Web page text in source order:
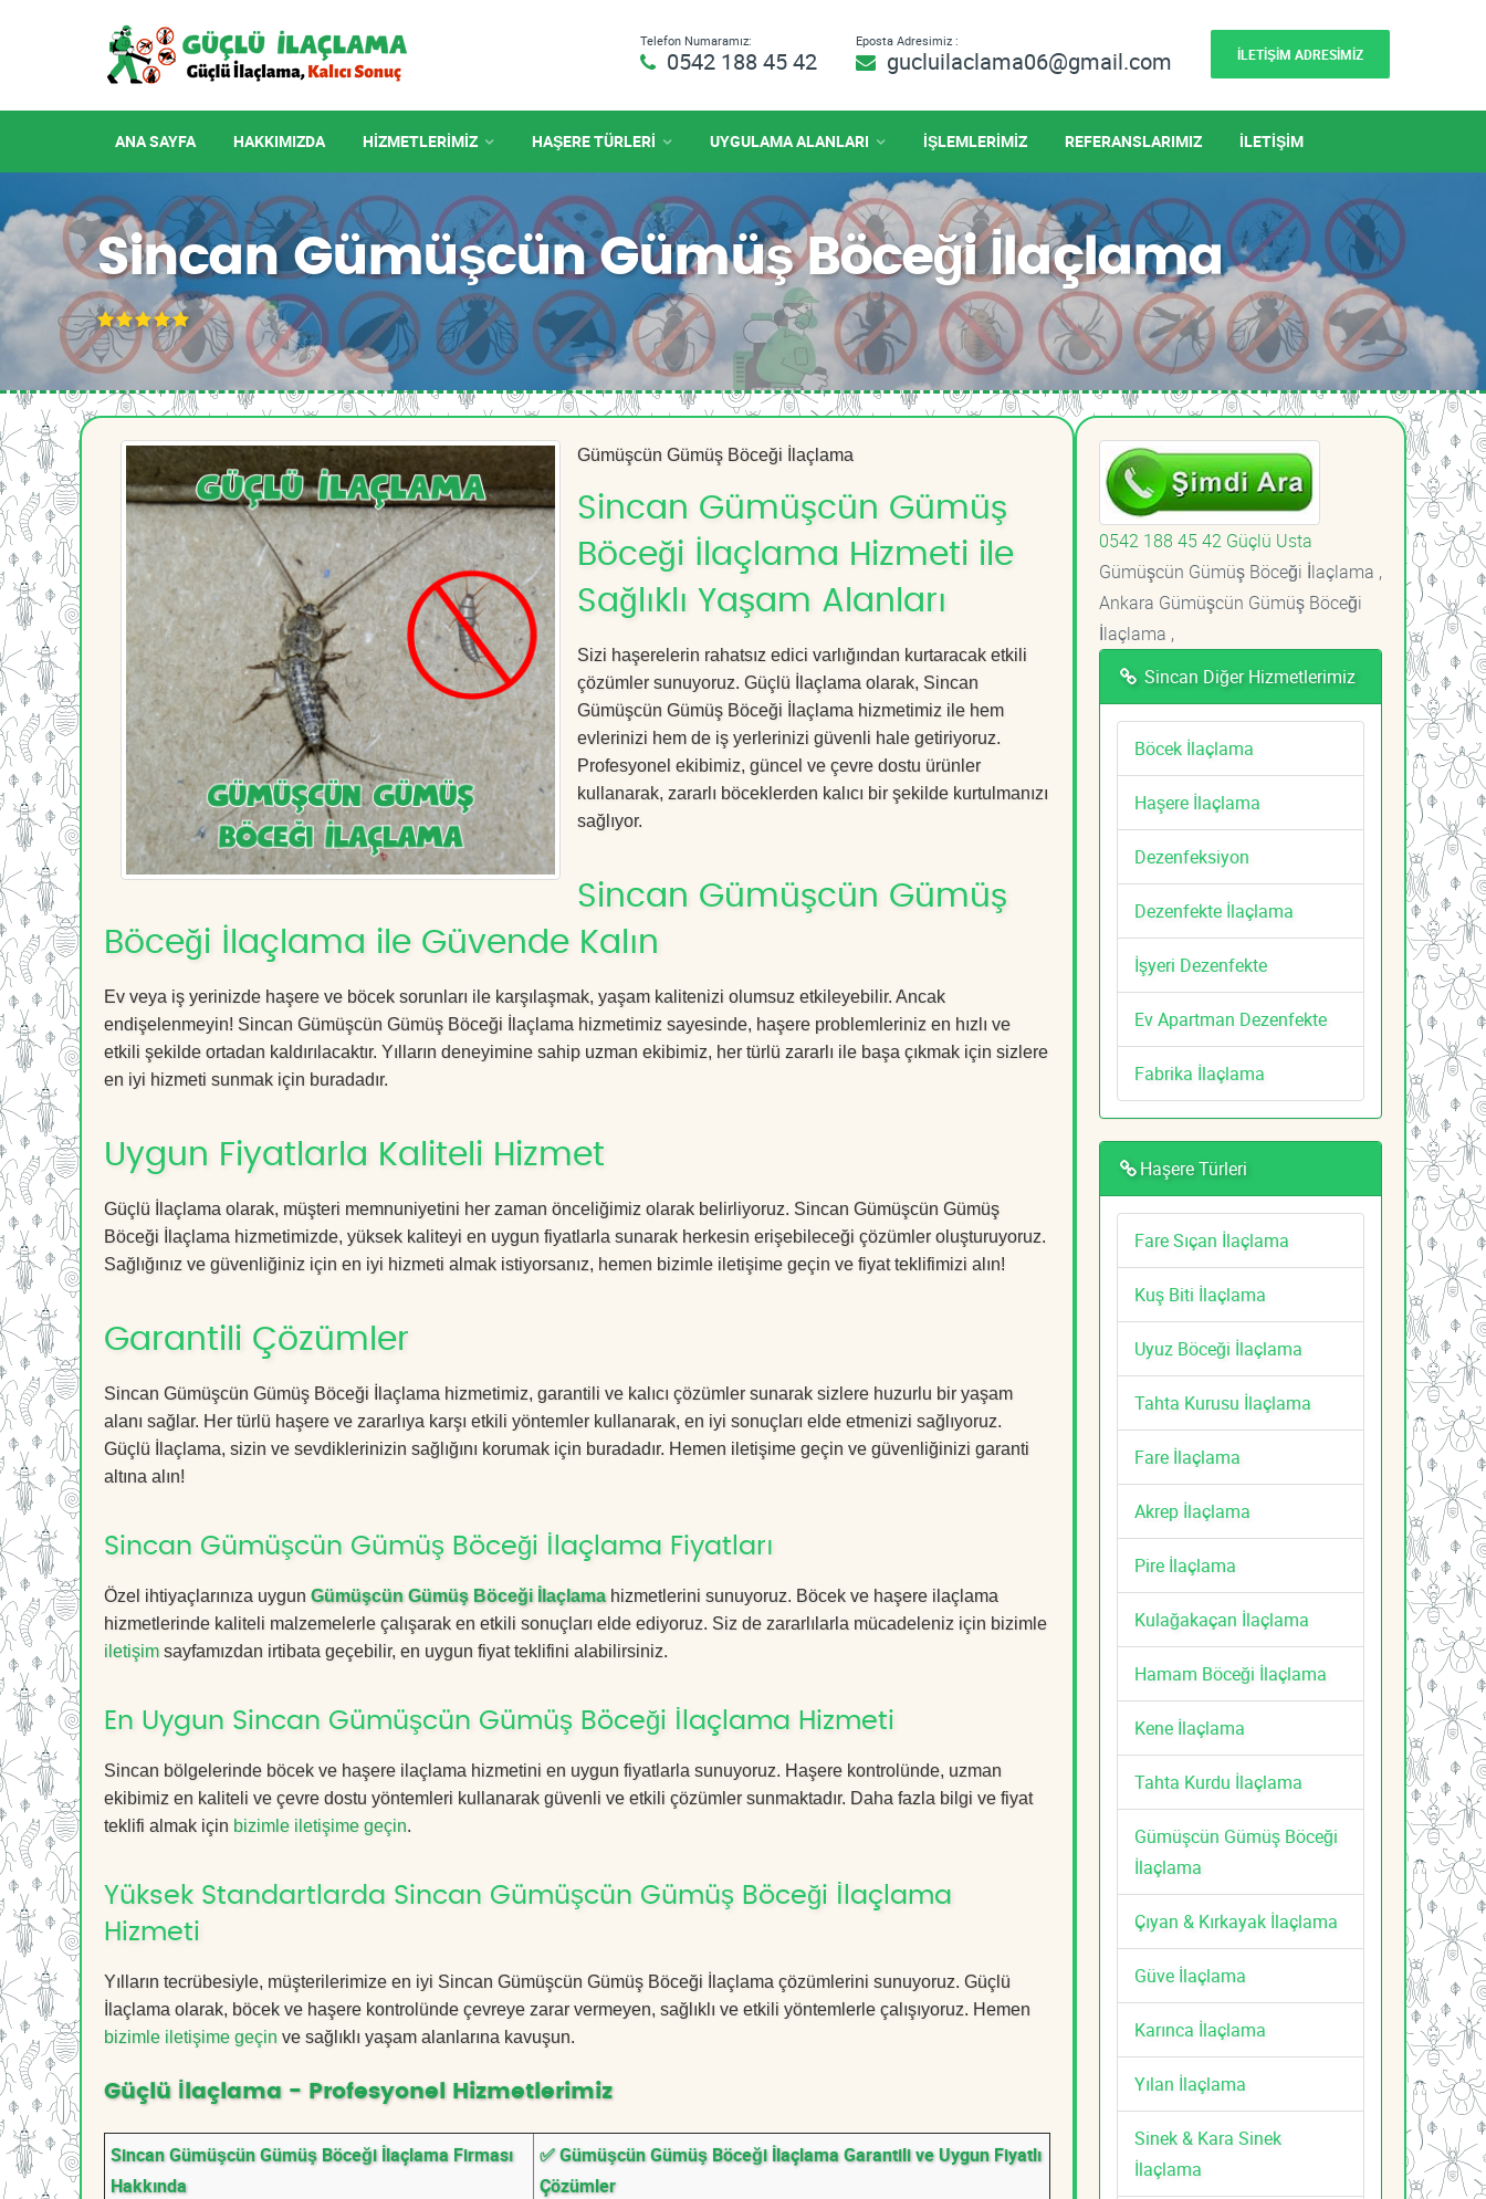
Telefon Numaramız:
0542 188 45 42
Eposta Adresimiz :
gucluilaclama06@gmail.com İLETİŞİM ADRESİMİZ
ANA SAYFA HAKKIMIZDA HIZMETLERIMIZ HAŞERE TÜRLERİ UYGULAMA ALANLARI İŞLEMLERİMİZ REFERANSLARIMIZ İLETİŞİM
Sincan Gümüşcün Gümüş Böceği İlaçlama
Gümüşcün Gümüş Böceği İlaçlama
Sincan Gümüşcün Gümüş
Böceği İlaçlama Hizmeti ile
Sağlıklı Yaşam Alanları
Sizi haşerelerin rahatsız edici varlığından kurtaracak etkili
çözümler sunuyoruz. Güçlü İlaçlama olarak, Sincan
Gümüşcün Gümüş Böceği İlaçlama hizmetimiz ile hem
evlerinizi hem de iş yerlerinizi güvenli hale getiriyoruz.
Profesyonel ekibimiz, güncel ve çevre dostu ürünler
kullanarak, zararlı böceklerden kalıcı bir şekilde kurtulmanızı
sağlıyor.
Sincan Gümüşcün Gümüş
Böceği İlaçlama ile Güvende Kalın
Ev veya iş yerinizde haşere ve böcek sorunları ile karşılaşmak, yaşam kalitenizi olumsuz etkileyebilir. Ancak
endişelenmeyin! Sincan Gümüşcün Gümüş Böceği İlaçlama hizmetimiz sayesinde, haşere problemleriniz en hızlı ve
etkili şekilde ortadan kaldırılacaktır. Yılların deneyimine sahip uzman ekibimiz, her türlü zararlı ile başa çıkmak için sizlere
en iyi hizmeti sunmak için buradadır.
Uygun Fiyatlarla Kaliteli Hizmet
Güçlü İlaçlama olarak, müşteri memnuniyetini her zaman önceliğimiz olarak belirliyoruz. Sincan Gümüşcün Gümüş
Böceği İlaçlama hizmetimizde, yüksek kaliteyi en uygun fiyatlarla sunarak herkesin erişebileceği çözümler oluşturuyoruz.
Sağlığınız ve güvenliğiniz için en iyi hizmeti almak istiyorsanız, hemen bizimle iletişime geçin ve fiyat teklifimizi alın!
Garantili Çözümler
Sincan Gümüşcün Gümüş Böceği İlaçlama hizmetimiz, garantili ve kalıcı çözümler sunarak sizlere huzurlu bir yaşam
alanı sağlar. Her türlü haşere ve zararlıya karşı etkili yöntemler kullanarak, en iyi sonuçları elde etmenizi sağlıyoruz.
Güçlü İlaçlama, sizin ve sevdiklerinizin sağlığını korumak için buradadır. Hemen iletişime geçin ve güvenliğinizi garanti
altına alın!
Sincan Gümüşcün Gümüş Böceği İlaçlama Fiyatları
Özel ihtiyaçlarınıza uygun Gümüşcün Gümüş Böceği İlaçlamahizmetlerini sunuyoruz. Böcek ve haşere ilaçlama
hizmetlerinde kaliteli malzemelerle çalışarak en etkili sonuçları elde ediyoruz. Siz de zararlılarla mücadeleniz için bizimle
iletişim sayfamızdan irtibata geçebilir, en uygun fiyat teklifini alabilirsiniz.
En Uygun Sincan Gümüşcün Gümüş Böceği İlaçlama Hizmeti
Sincan bölgelerinde böcek ve haşere ilaçlama hizmetini en uygun fiyatlarla sunuyoruz. Haşere kontrolünde, uzman
ekibimiz en kaliteli ve çevre dostu yöntemleri kullanarak güvenli ve etkili çözümler sunmaktadır. Daha fazla bilgi ve fiyat
teklifi almak için bizimle iletişime geçin.
Yüksek Standartlarda Sincan Gümüşcün Gümüş Böceği İlaçlama
Hizmeti
Yılların tecrübesiyle, müşterilerimize en iyi Sincan Gümüşcün Gümüş Böceği İlaçlama çözümlerini sunuyoruz. Güçlü
İlaçlama olarak, böcek ve haşere kontrolünde çevreye zarar vermeyen, sağlıklı ve etkili yöntemlerle çalışıyoruz. Hemen
bizimle iletişime geçin ve sağlıklı yaşam alanlarına kavuşun.
Güçlü İlaçlama - Profesyonel Hizmetlerimiz
Sincan Gümüşcün Gümüş Böceği İlaçlama Firması
Hakkında
✅ Gümüşcün Gümüş Böceği İlaçlama Garantili ve Uygun Fiyatlı
Çözümler
0542 188 45 42 Güçlü Usta
Gümüşcün Gümüş Böceği İlaçlama ,
Ankara Gümüşcün Gümüş Böceği
İlaçlama ,
Sincan Diğer Hizmetlerimiz
Böcek İlaçlama
Haşere İlaçlama
Dezenfeksiyon
Dezenfekte İlaçlama
İşyeri Dezenfekte
Ev Apartman Dezenfekte
Fabrika İlaçlama
Haşere Türleri
Fare Sıçan İlaçlama
Kuş Biti İlaçlama
Uyuz Böceği İlaçlama
Tahta Kurusu İlaçlama
Fare İlaçlama
Akrep İlaçlama
Pire İlaçlama
Kulağakaçan İlaçlama
Hamam Böceği İlaçlama
Kene İlaçlama
Tahta Kurdu İlaçlama
Gümüşcün Gümüş Böceği
İlaçlama
Çıyan & Kırkayak İlaçlama
Güve İlaçlama
Karınca İlaçlama
Yılan İlaçlama
Sinek & Kara Sinek
İlaçlama